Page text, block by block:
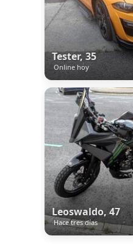
Tester, 35
Online hoy
Leoswaldo, 47
Hace tres días